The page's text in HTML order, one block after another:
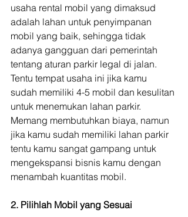
usaha rental mobil yang dimaksud
adalah lahan untuk penyimpanan
mobil yang baik, sehingga tidak
adanya gangguan dari pemerintah
tentang aturan parkir legal di jalan.
Tentu tempat usaha ini jika kamu
sudah memiliki 4-5 mobil dan kesulitan
untuk menemukan lahan parkir.
Memang membutuhkan biaya, namun
jika kamu sudah memiliki lahan parkir
tentu kamu sangat gampang untuk
mengekspansi bisnis kamu dengan
menambah kuantitas mobil.
2. Pilihlah Mobil yang Sesuai